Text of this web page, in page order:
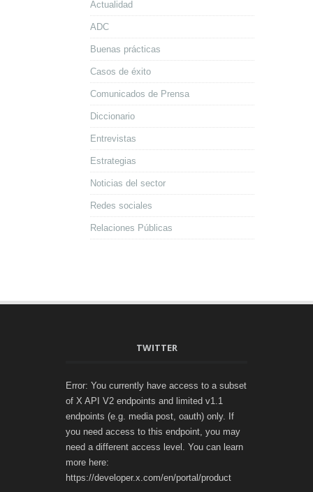
Actualidad
ADC
Buenas prácticas
Casos de éxito
Comunicados de Prensa
Diccionario
Entrevistas
Estrategias
Noticias del sector
Redes sociales
Relaciones Públicas
TWITTER
Error: You currently have access to a subset
of X API V2 endpoints and limited v1.1
endpoints (e.g. media post, oauth) only. If
you need access to this endpoint, you may
need a different access level. You can learn
more here:
https://developer.x.com/en/portal/product